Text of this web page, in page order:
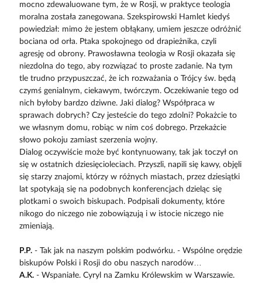
mocno zdewaluowane tym, że w Rosji, w praktyce teologia
moralna została zanegowana. Szekspirowski Hamlet kiedyś
powiedział: mimo że jestem obłąkany, umiem jeszcze odróżnić
bociana od orła. Ptaka spokojnego od drapieżnika, czyli
agresję od obrony. Prawosławna teologia w Rosji okazała się
niezdolna do tego, aby rozwiązać to proste zadanie. Na tym
tle trudno przypuszczać, że ich rozważania o Trójcy św. będą
czymś genialnym, ciekawym, twórczym. Oczekiwanie tego od
nich byłoby bardzo dziwne. Jaki dialog? Współpraca w
sprawach dobrych? Czy jesteście do tego zdolni? Pokażcie to
we własnym domu, robiąc w nim coś dobrego. Przekażcie
słowo pokoju zamiast szerzenia wojny.
Dialog oczywiście może być kontynuowany, tak jak toczył on
się w ostatnich dziesięcioleciach. Przyszli, napili się kawy, objęli
się starzy znajomi, którzy w różnych miastach, przez dziesiątki
lat spotykają się na podobnych konferencjach dzieląc się
plotkami o swoich biskupach. Podpisali dokumenty, które
nikogo do niczego nie zobowiązują i w istocie niczego nie
zmieniają.
P.P.- Tak jak na naszym polskim podwórku. - Wspólne orędzie
biskupów Polski i Rosji do obu naszych narodów…
A.K.- Wspaniałe. Cyryl na Zamku Królewskim w Warszawie.